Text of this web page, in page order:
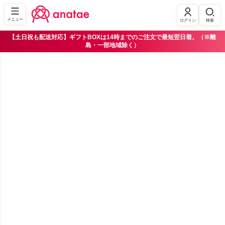
メニュー ログイン 検索
【土日祝も配送対応】ギフトBOXは14時までのご注文で最短翌日着。（※離
島・一部地域除く）